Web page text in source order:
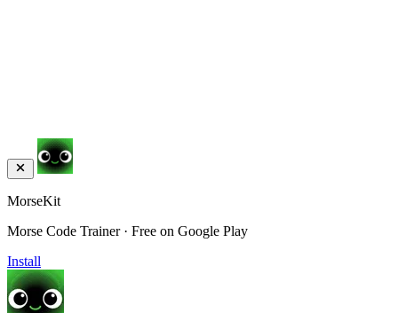
MorseKit
Morse Code Trainer · Free on Google Play
Install